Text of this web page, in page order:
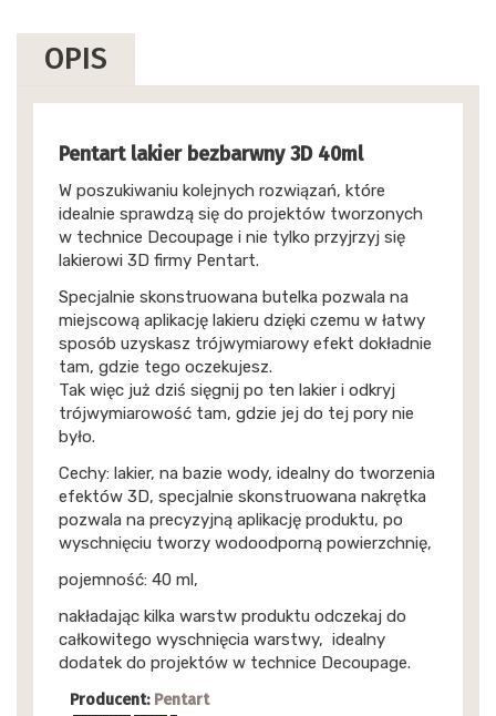
OPIS
Pentart lakier bezbarwny 3D 40ml
W poszukiwaniu kolejnych rozwiązań, które
idealnie sprawdzą się do projektów tworzonych
w technice Decoupage i nie tylko przyjrzyj się
lakierowi 3D firmy Pentart.
Specjalnie skonstruowana butelka pozwala na
miejscową aplikację lakieru dzięki czemu w łatwy
sposób uzyskasz trójwymiarowy efekt dokładnie
tam, gdzie tego oczekujesz.
Tak więc już dziś sięgnij po ten lakier i odkryj
trójwymiarowość tam, gdzie jej do tej pory nie
było.
Cechy: lakier, na bazie wody, idealny do tworzenia
efektów 3D, specjalnie skonstruowana nakrętka
pozwala na precyzyjną aplikację produktu, po
wyschnięciu tworzy wodoodporną powierzchnię,
pojemność: 40 ml,
nakładając kilka warstw produktu odczekaj do
całkowitego wyschnięcia warstwy, idealny
dodatek do projektów w technice Decoupage.
Producent: Pentart